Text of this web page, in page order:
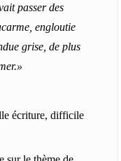
passer des
engloutie
grise, de plus
écriture, difficile